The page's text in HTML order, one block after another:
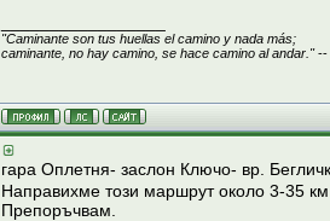
"Caminante son tus huellas el camino y nada más;
caminante, no hay camino, se hace camino al andar."--
гара Оплетня- заслон Ключо- вр.
Направихме този маршрут около 3-35
Препоръчвам.